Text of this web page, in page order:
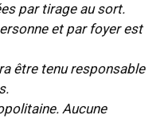
par tirage au sort.
et par foyer est
être tenu responsable
Aucune